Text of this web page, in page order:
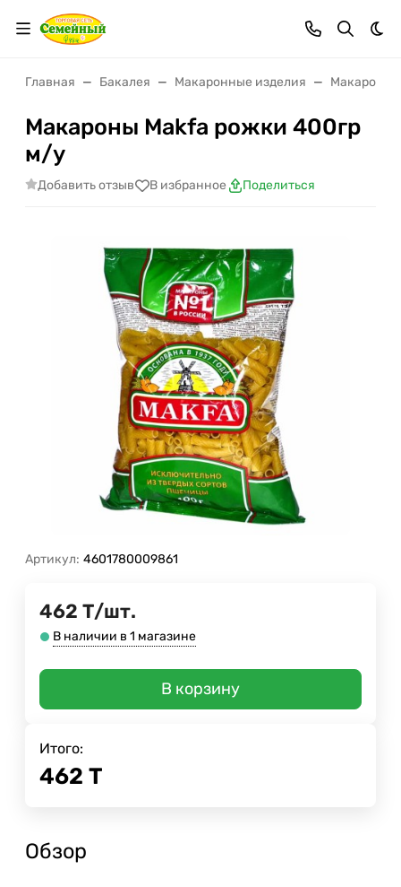
Главная Бакалея Макаронные изделия Макароны
Макароны Makfa рожки 400гр
м/у
Добавить отзыв В избранное Поделиться
Артикул: 4601780009861
462 Т/шт.
В наличии в 1 магазине
В корзину
Итого:
462 Т
Обзор